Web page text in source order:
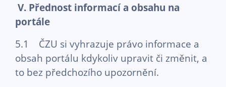
V. Přednost informací a obsahu na
portále
5.1 ČZU si vyhrazuje právo informace a
obsah portálu kdykoliv upravit či změnit, a
to bez předchozího upozornění.